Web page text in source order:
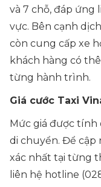
và 7 chỗ, đáp
vực. Bên cạnh
còn cung cấp xe
khách hàng có
từng hành trình.
Giá cước Taxi
Mức giá được tính
di chuyển. Để cập
xác nhất tại từng
liên hệ hotline